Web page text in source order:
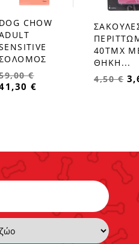
DOG CHOW
€
€
favorite_border
40ΤΜΧ
ΘΗΚΗ...
4,50 €